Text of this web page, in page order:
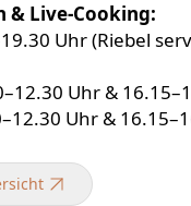
& Live-Cooking:
Uhr (Riebel
Uhr &
Uhr &